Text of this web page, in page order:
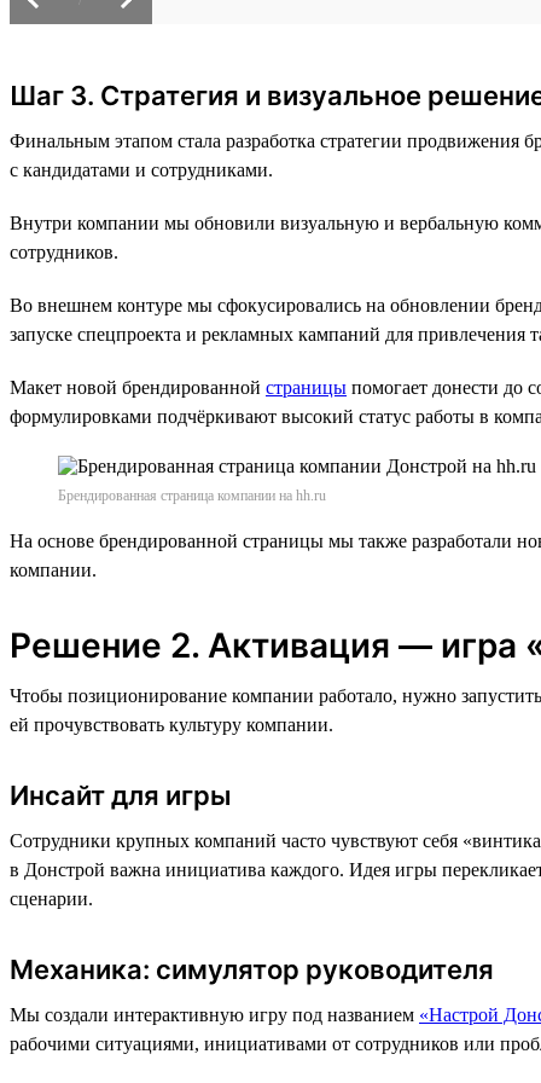
Шаг 3. Стратегия и визуальное
Финальным этапом стала разработка стратегии продвижения
с кандидатами и сотрудниками.
Внутри компании мы обновили визуальную и вербальную
сотрудников.
Во внешнем контуре мы сфокусировались на обновлении
запуске спецпроекта и рекламных кампаний для привлечения
Макет новой брендированной страницы помогает донести до
формулировками подчёркивают высокий статус работы в
Брендированная страница компании на hh.ru
На основе брендированной страницы мы также разработали
компании.
Решение 2. Активация — игра
Чтобы позиционирование компании работало, нужно
ей прочувствовать культуру компании.
Инсайт для игры
Сотрудники крупных компаний часто чувствуют себя
в Донстрой важна инициатива каждого. Идея игры
сценарии.
Механика: симулятор руководителя
Мы создали интерактивную игру под названием «Настрой
рабочими ситуациями, инициативами от сотрудников или